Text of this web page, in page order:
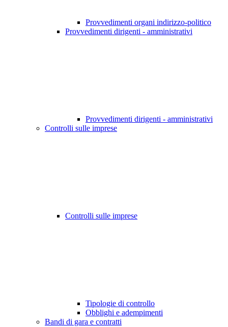
Provvedimenti organi indirizzo-politico
Provvedimenti dirigenti - amministrativi
Provvedimenti dirigenti - amministrativi
Controlli sulle imprese
Controlli sulle imprese
Tipologie di controllo
Obblighi e adempimenti
Bandi di gara e contratti